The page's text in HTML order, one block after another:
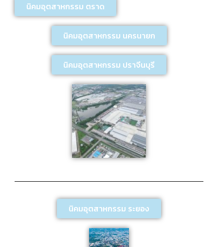
นิคมอุตสาหกรรม ตราด
นิคมอุตสาหกรรม นครนายก
นิคมอุตสาหกรรม ปราจีนบุรี
นิคมอุตสาหกรรม ระยอง